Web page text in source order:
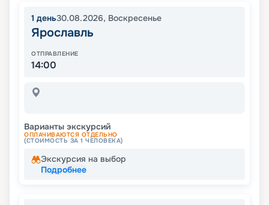
1 день30.08.2026, Воскресенье
Ярославль
ОТПРАВЛЕНИЕ
14:00
Варианты экскурсий
ОПЛАЧИВАЮТСЯ ОТДЕЛЬНО
(СТОИМОСТЬ ЗА 1 ЧЕЛОВЕКА)
Экскурсия на выбор
Подробнее